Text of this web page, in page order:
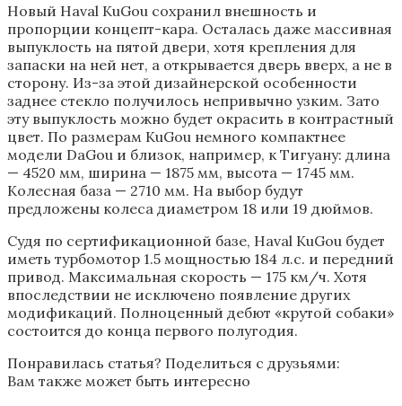
Новый Haval KuGou сохранил внешность и
пропорции концепт-кара. Осталась даже массивная
выпуклость на пятой двери, хотя крепления для
запаски на ней нет, а открывается дверь вверх, а не в
сторону. Из-за этой дизайнерской особенности
заднее стекло получилось непривычно узким. Зато
эту выпуклость можно будет окрасить в контрастный
цвет. По размерам KuGou немного компактнее
модели DaGou и близок, например, к Тигуану: длина
— 4520 мм, ширина — 1875 мм, высота — 1745 мм.
Колесная база — 2710 мм. На выбор будут
предложены колеса диаметром 18 или 19 дюймов.
Судя по сертификационной базе, Haval KuGou будет
иметь турбомотор 1.5 мощностью 184 л.с. и передний
привод. Максимальная скорость — 175 км/ч. Хотя
впоследствии не исключено появление других
модификаций. Полноценный дебют «крутой собаки»
состоится до конца первого полугодия.
Понравилась статья? Поделиться с друзьями:
Вам также может быть интересно